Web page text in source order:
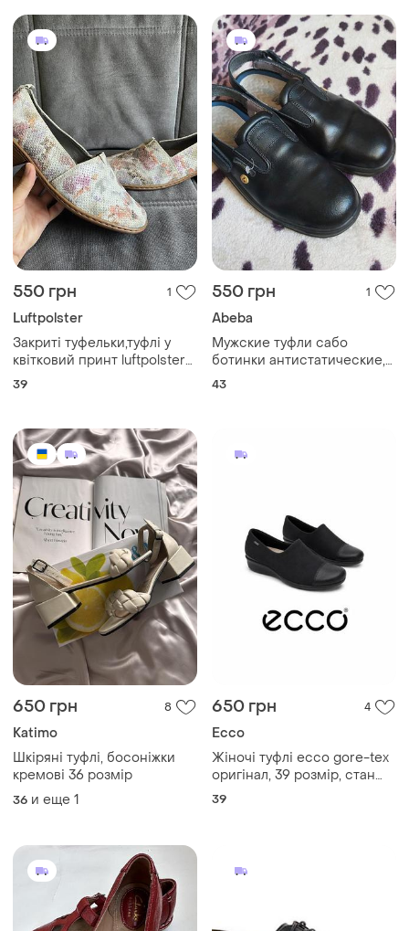
550 грн 1
Luftpolster
Закриті туфельки,туфлі у
квітковий принт luftpolster
🌷
39
550 грн 1
Abeba
Мужские туфли сабо
ботинки антистатические,
кожа, композитный носок
43
650 грн 8
Katimo
Шкіряні туфлі, босоніжки
кремові 36 розмір
36 и еще 1
650 грн 4
Ecco
Жіночі туфлі ecco gore-tex
оригінал, 39 розмір, стан
ідеальний
39